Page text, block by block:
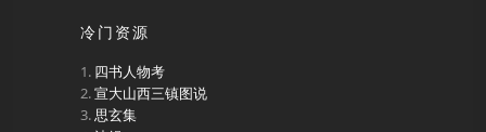
冷门资源
四书人物考
宣大山西三镇图说
思玄集